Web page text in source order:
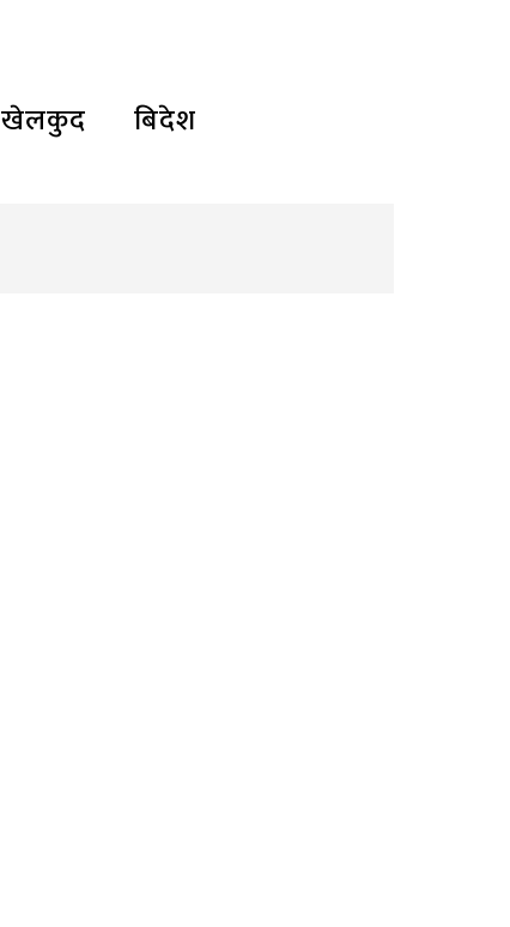
खेलकुद
बिदेश